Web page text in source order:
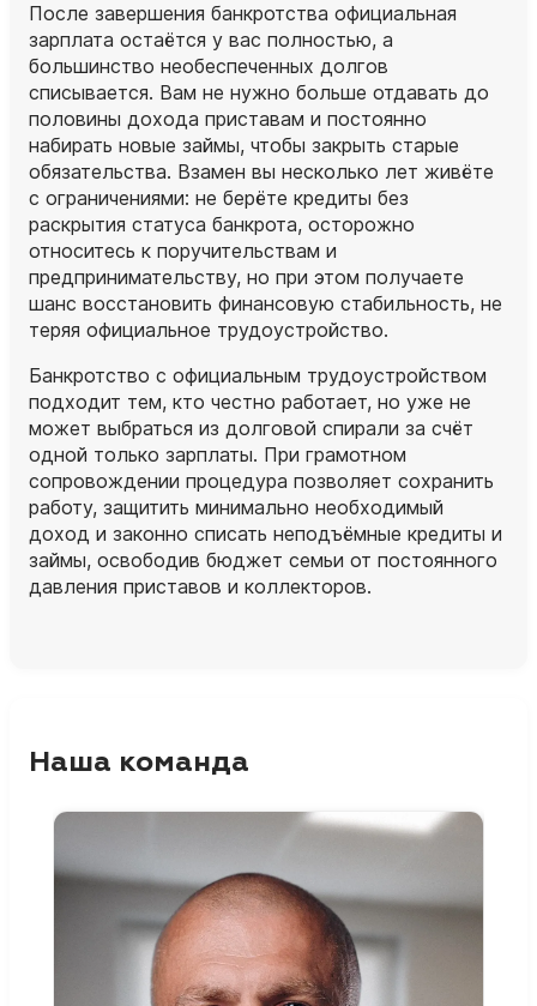
После завершения банкротства официальная
зарплата остаётся у вас полностью, а
большинство необеспеченных долгов
списывается. Вам не нужно больше отдавать до
половины дохода приставам и постоянно
набирать новые займы, чтобы закрыть старые
обязательства. Взамен вы несколько лет живёте
с ограничениями: не берёте кредиты без
раскрытия статуса банкрота, осторожно
относитесь к поручительствам и
предпринимательству, но при этом получаете
шанс восстановить финансовую стабильность, не
теряя официальное трудоустройство.
Банкротство с официальным трудоустройством
подходит тем, кто честно работает, но уже не
может выбраться из долговой спирали за счёт
одной только зарплаты. При грамотном
сопровождении процедура позволяет сохранить
работу, защитить минимально необходимый
доход и законно списать неподъёмные кредиты и
займы, освободив бюджет семьи от постоянного
давления приставов и коллекторов.
Наша команда